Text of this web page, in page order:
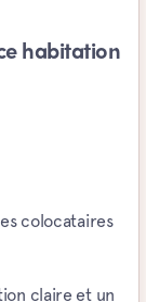
habitation
colocataires
claire et un